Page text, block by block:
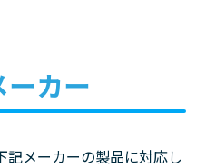
カー
記メーカーの製品に対応し